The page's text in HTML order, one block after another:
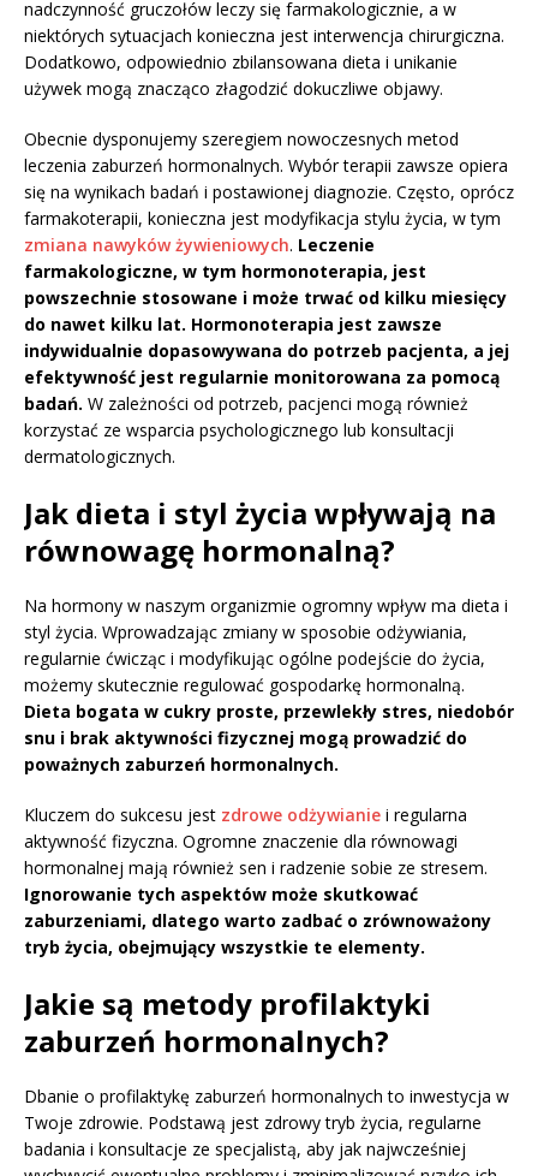
nadczynność gruczołów leczy się farmakologicznie, a w
niektórych sytuacjach konieczna jest interwencja chirurgiczna.
Dodatkowo, odpowiednio zbilansowana dieta i unikanie
używek mogą znacząco złagodzić dokuczliwe objawy.
Obecnie dysponujemy szeregiem nowoczesnych metod
leczenia zaburzeń hormonalnych. Wybór terapii zawsze opiera
się na wynikach badań i postawionej diagnozie. Często, oprócz
farmakoterapii, konieczna jest modyfikacja stylu życia, w tym
zmiana nawyków żywieniowych. Leczenie
farmakologiczne, w tym hormonoterapia, jest
powszechnie stosowane i może trwać od kilku miesięcy
do nawet kilku lat. Hormonoterapia jest zawsze
indywidualnie dopasowywana do potrzeb pacjenta, a jej
efektywność jest regularnie monitorowana za pomocą
badań. W zależności od potrzeb, pacjenci mogą również
korzystać ze wsparcia psychologicznego lub konsultacji
dermatologicznych.
Jak dieta i styl życia wpływają na
równowagę hormonalną?
Na hormony w naszym organizmie ogromny wpływ ma dieta i
styl życia. Wprowadzając zmiany w sposobie odżywiania,
regularnie ćwicząc i modyfikując ogólne podejście do życia,
możemy skutecznie regulować gospodarkę hormonalną.
Dieta bogata w cukry proste, przewlekły stres, niedobór
snu i brak aktywności fizycznej mogą prowadzić do
poważnych zaburzeń hormonalnych.
Kluczem do sukcesu jest zdrowe odżywianie i regularna
aktywność fizyczna. Ogromne znaczenie dla równowagi
hormonalnej mają również sen i radzenie sobie ze stresem.
Ignorowanie tych aspektów może skutkować
zaburzeniami, dlatego warto zadbać o zrównoważony
tryb życia, obejmujący wszystkie te elementy.
Jakie są metody profilaktyki
zaburzeń hormonalnych?
Dbanie o profilaktykę zaburzeń hormonalnych to inwestycja w
Twoje zdrowie. Podstawą jest zdrowy tryb życia, regularne
badania i konsultacje ze specjalistą, aby jak najwcześniej